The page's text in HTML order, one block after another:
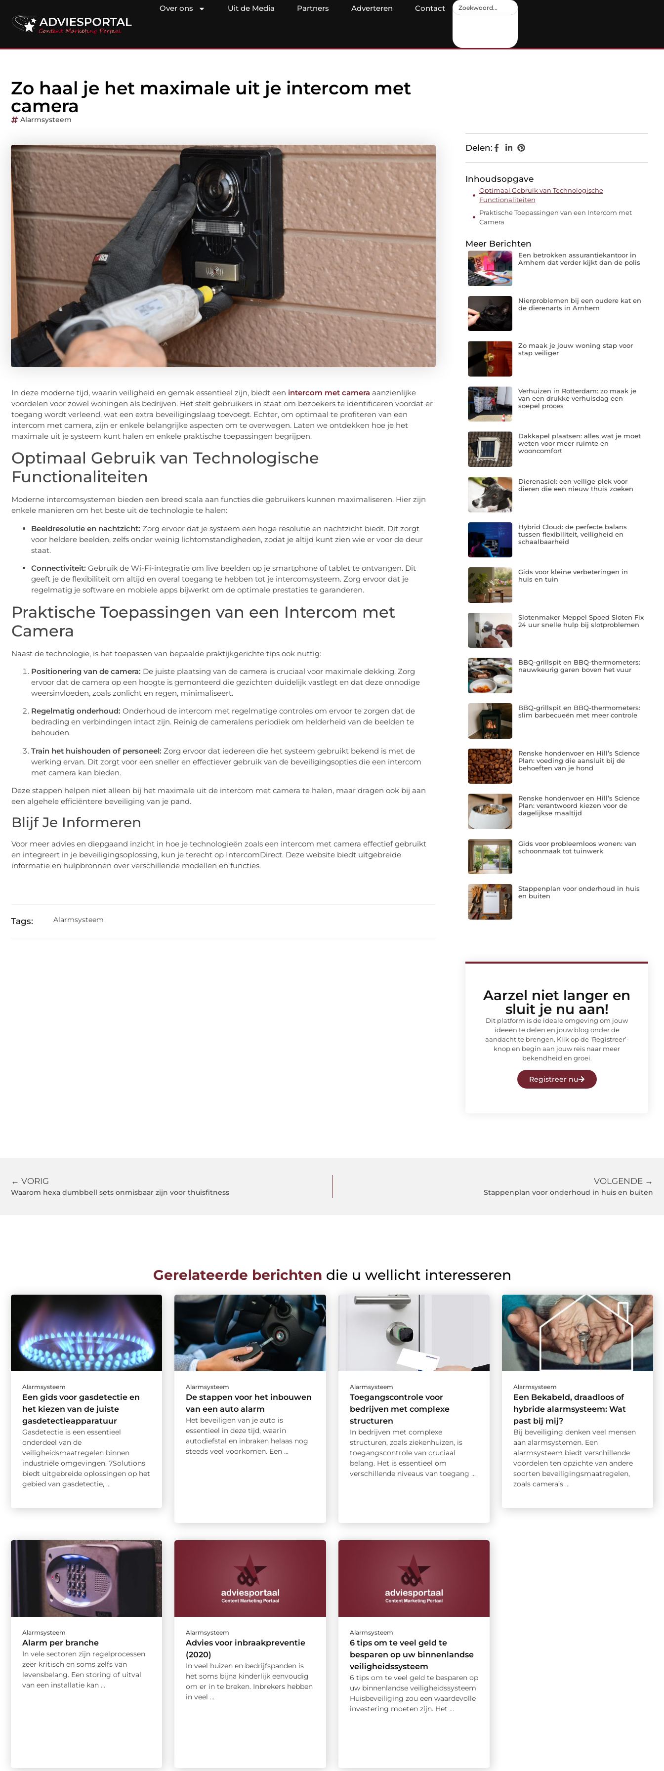
Over ons Uit de Media Partners Adverteren Contact
Zo haal je het maximale uit je intercom met
camera
Alarmsysteem
In deze moderne tijd, waarin veiligheid en gemak essentieel zijn, biedt een intercom met camera aanzienlijke
voordelen voor zowel woningen als bedrijven. Het stelt gebruikers in staat om bezoekers te identificeren voordat er
toegang wordt verleend, wat een extra beveiligingslaag toevoegt. Echter, om optimaal te profiteren van een
intercom met camera, zijn er enkele belangrijke aspecten om te overwegen. Laten we ontdekken hoe je het
maximale uit je systeem kunt halen en enkele praktische toepassingen begrijpen.
Optimaal Gebruik van Technologische
Functionaliteiten
Moderne intercomsystemen bieden een breed scala aan functies die gebruikers kunnen maximaliseren. Hier zijn
enkele manieren om het beste uit de technologie te halen:
Beeldresolutie en nachtzicht: Zorg ervoor dat je systeem een hoge resolutie en nachtzicht biedt. Dit zorgt
voor heldere beelden, zelfs onder weinig lichtomstandigheden, zodat je altijd kunt zien wie er voor de deur
staat.
Connectiviteit: Gebruik de Wi-Fi-integratie om live beelden op je smartphone of tablet te ontvangen. Dit
geeft je de flexibiliteit om altijd en overal toegang te hebben tot je intercomsysteem. Zorg ervoor dat je
regelmatig je software en mobiele apps bijwerkt om de optimale prestaties te garanderen.
Praktische Toepassingen van een Intercom met
Camera
Naast de technologie, is het toepassen van bepaalde praktijkgerichte tips ook nuttig:
Positionering van de camera: De juiste plaatsing van de camera is cruciaal voor maximale dekking. Zorg
ervoor dat de camera op een hoogte is gemonteerd die gezichten duidelijk vastlegt en dat deze onnodige
weersinvloeden, zoals zonlicht en regen, minimaliseert.
Regelmatig onderhoud: Onderhoud de intercom met regelmatige controles om ervoor te zorgen dat de
bedrading en verbindingen intact zijn. Reinig de cameralens periodiek om helderheid van de beelden te
behouden.
Train het huishouden of personeel: Zorg ervoor dat iedereen die het systeem gebruikt bekend is met de
werking ervan. Dit zorgt voor een sneller en effectiever gebruik van de beveiligingsopties die een intercom
met camera kan bieden.
Deze stappen helpen niet alleen bij het maximale uit de intercom met camera te halen, maar dragen ook bij aan
een algehele efficiëntere beveiliging van je pand.
Blijf Je Informeren
Voor meer advies en diepgaand inzicht in hoe je technologieën zoals een intercom met camera effectief gebruikt
en integreert in je beveiligingsoplossing, kun je terecht op IntercomDirect. Deze website biedt uitgebreide
informatie en hulpbronnen over verschillende modellen en functies.
Tags: Alarmsysteem
Delen:
Inhoudsopgave
Optimaal Gebruik van Technologische
Functionaliteiten
Praktische Toepassingen van een Intercom met
Camera
Meer Berichten
Een betrokken assurantiekantoor in
Arnhem dat verder kijkt dan de polis
Nierproblemen bij een oudere kat en
de dierenarts in Arnhem
Zo maak je jouw woning stap voor
stap veiliger
Verhuizen in Rotterdam: zo maak je
van een drukke verhuisdag een
soepel proces
Dakkapel plaatsen: alles wat je moet
weten voor meer ruimte en
wooncomfort
Dierenasiel: een veilige plek voor
dieren die een nieuw thuis zoeken
Hybrid Cloud: de perfecte balans
tussen flexibiliteit, veiligheid en
schaalbaarheid
Gids voor kleine verbeteringen in
huis en tuin
Slotenmaker Meppel Spoed Sloten Fix
24 uur snelle hulp bij slotproblemen
BBQ-grillspit en BBQ-thermometers:
nauwkeurig garen boven het vuur
BBQ-grillspit en BBQ-thermometers:
slim barbecueën met meer controle
Renske hondenvoer en Hill’s Science
Plan: voeding die aansluit bij de
behoeften van je hond
Renske hondenvoer en Hill’s Science
Plan: verantwoord kiezen voor de
dagelijkse maaltijd
Gids voor probleemloos wonen: van
schoonmaak tot tuinwerk
Stappenplan voor onderhoud in huis
en buiten
Aarzel niet langer en
sluit je nu aan!
Dit platform is de ideale omgeving om jouw
ideeën te delen en jouw blog onder de
aandacht te brengen. Klik op de ‘Registreer’-
knop en begin aan jouw reis naar meer
bekendheid en groei.
Registreer nu
← VORIG
Waarom hexa dumbbell sets onmisbaar zijn voor thuisfitness
VOLGENDE →
Stappenplan voor onderhoud in huis en buiten
Gerelateerde berichten die u wellicht interesseren
Alarmsysteem
Een gids voor gasdetectie en
het kiezen van de juiste
gasdetectieapparatuur
Gasdetectie is een essentieel
onderdeel van de
veiligheidsmaatregelen binnen
industriële omgevingen. 7Solutions
biedt uitgebreide oplossingen op het
gebied van gasdetectie, ...
Alarmsysteem
De stappen voor het inbouwen
van een auto alarm
Het beveiligen van je auto is
essentieel in deze tijd, waarin
autodiefstal en inbraken helaas nog
steeds veel voorkomen. Een ...
Alarmsysteem
Toegangscontrole voor
bedrijven met complexe
structuren
In bedrijven met complexe
structuren, zoals ziekenhuizen, is
toegangscontrole van cruciaal
belang. Het is essentieel om
verschillende niveaus van toegang ...
Alarmsysteem
Een Bekabeld, draadloos of
hybride alarmsysteem: Wat
past bij mij?
Bij beveiliging denken veel mensen
aan alarmsystemen. Een
alarmsysteem biedt verschillende
voordelen ten opzichte van andere
soorten beveiligingsmaatregelen,
zoals camera’s ...
Alarmsysteem
Alarm per branche
In vele sectoren zijn regelprocessen
zeer kritisch en soms zelfs van
levensbelang. Een storing of uitval
van een installatie kan ...
Alarmsysteem
Advies voor inbraakpreventie
(2020)
In veel huizen en bedrijfspanden is
het soms bijna kinderlijk eenvoudig
om er in te breken. Inbrekers hebben
in veel ...
Alarmsysteem
6 tips om te veel geld te
besparen op uw binnenlandse
veiligheidssysteem
6 tips om te veel geld te besparen op
uw binnenlandse veiligheidssysteem
Huisbeveiliging zou een waardevolle
investering moeten zijn. Het ...